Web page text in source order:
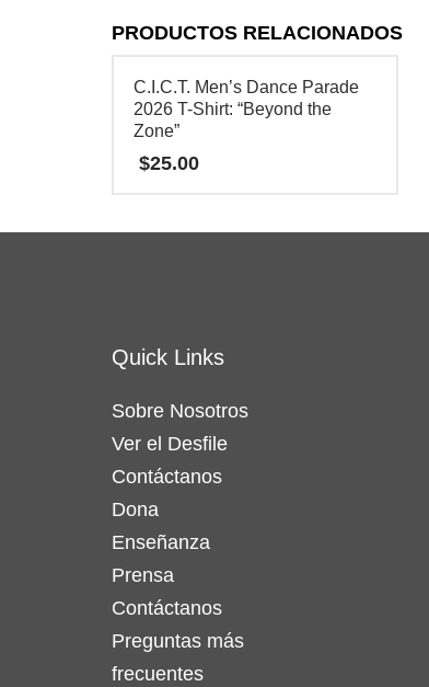
PRODUCTOS RELACIONADOS
C.I.C.T. Men’s Dance Parade
2026 T-Shirt: “Beyond the
Zone”
$25.00
producto
Las
se
pueden
elegir
en
la
Quick Links
Sobre Nosotros
Ver el Desfile
Contáctanos
Dona
Enseñanza
Prensa
Contáctanos
Preguntas más
frecuentes